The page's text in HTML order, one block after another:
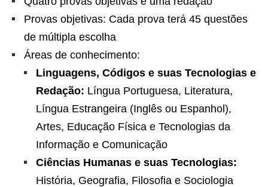
Provas objetivas: Cada prova terá 45 questões
de múltipla escolha
Áreas de conhecimento:
Linguagens, Códigos e suas Tecnologias e
Redação: Língua Portuguesa, Literatura,
Língua Estrangeira (Inglês ou Espanhol),
Artes, Educação Física e Tecnologias da
Informação e Comunicação
Ciências Humanas e suas Tecnologias:
História, Geografia, Filosofia e Sociologia